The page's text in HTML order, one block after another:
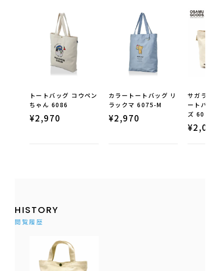
トートバッグ コウペン
ちゃん 6086
¥2,970
カラートートバッグ リ
ラックマ 6075-M
¥2,970
サガラ刺
ートバッ
ズ 6015
¥2,090
閲覧履歴
HISTORY